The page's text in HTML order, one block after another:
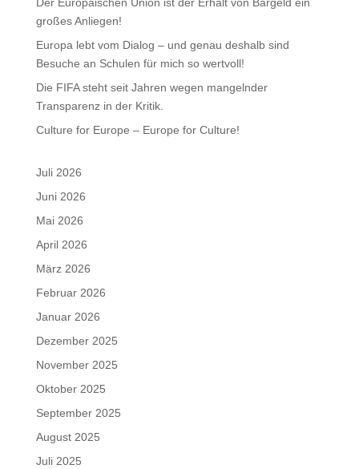
Der Europäischen Union ist der Erhalt von Bargeld ein
großes Anliegen!
Europa lebt vom Dialog – und genau deshalb sind
Besuche an Schulen für mich so wertvoll!
Die FIFA steht seit Jahren wegen mangelnder
Transparenz in der Kritik.
Culture for Europe – Europe for Culture!
Juli 2026
Juni 2026
Mai 2026
April 2026
März 2026
Februar 2026
Januar 2026
Dezember 2025
November 2025
Oktober 2025
September 2025
August 2025
Juli 2025